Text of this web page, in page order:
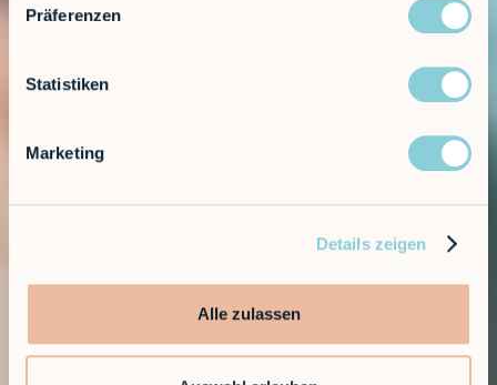
Präferenzen
Statistiken
Marketing
Details zeigen
Alle zulassen